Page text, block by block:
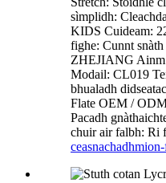
sìmplidh:
KIDS Cuideam:
fighe: Cunnt
ZHEJIANG
Modail: CL019
bhualadh
Flate OEM /
Pacadh
chuir air falbh: Ri
ceasnachadhmion-